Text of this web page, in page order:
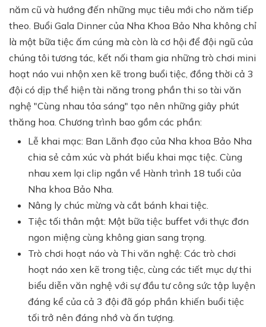
năm cũ và hướng đến những mục tiêu mới cho năm tiếp
theo. Buổi Gala Dinner của Nha Khoa Bảo Nha không chỉ
là một bữa tiệc ấm cúng mà còn là cơ hội để đội ngũ của
chúng tôi tương tác, kết nối tham gia những trò chơi mini
hoạt náo vui nhộn xen kẽ trong buổi tiệc, đồng thời cả 3
đội có dịp thể hiện tài năng trong phần thi so tài văn
nghệ "Cùng nhau tỏa sáng" tạo nên những giây phút
thăng hoa. Chương trình bao gồm các phần:
Lễ khai mạc: Ban Lãnh đạo của Nha khoa Bảo Nha
chia sẻ cảm xúc và phát biểu khai mạc tiệc. Cùng
nhau xem lại clip ngắn về Hành trình 18 tuổi của
Nha khoa Bảo Nha.
Nâng ly chúc mừng và cắt bánh khai tiệc.
Tiệc tối thân mật: Một bữa tiệc buffet với thực đơn
ngon miệng cùng không gian sang trọng.
Trò chơi hoạt náo và Thi văn nghệ: Các trò chơi
hoạt náo xen kẽ trong tiệc, cùng các tiết mục dự thi
biểu diễn văn nghệ với sự đầu tư công sức tập luyện
đáng kể của cả 3 đội đã góp phần khiến buổi tiệc
tối trở nên đáng nhớ và ấn tượng.